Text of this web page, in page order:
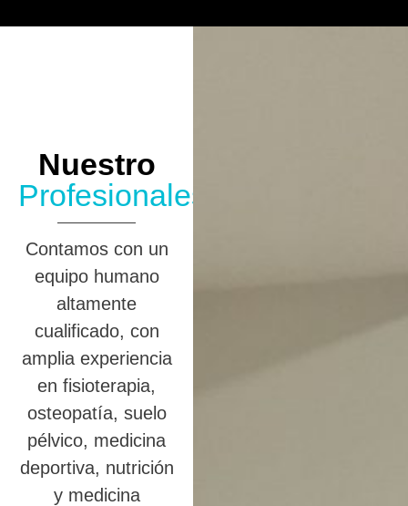
Nuestro
Profesionales
Contamos con un
equipo humano
altamente
cualificado, con
amplia experiencia
en fisioterapia,
osteopatía, suelo
pélvico, medicina
deportiva, nutrición
y medicina